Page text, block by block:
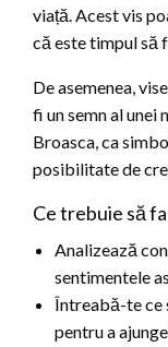
viață. Acest vis
că este timpul să
De asemenea,
fi un semn al unei
Broasca, ca
posibilitate de
Ce trebuie să
Analizează
sentimentele
Întreabă-te ce
pentru a